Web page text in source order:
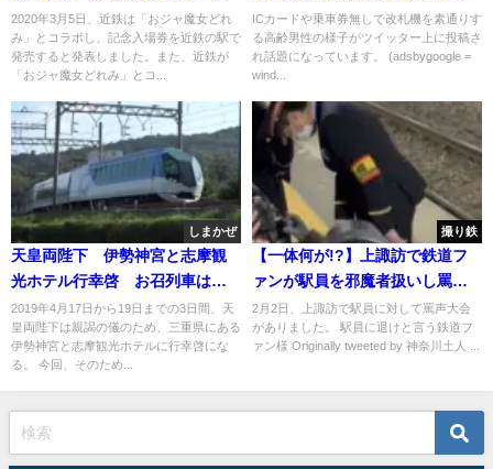
スタカーに装飾 週末フリーパ
スの書下ろしポスターも
2020年3月5日、近鉄は「おジャ魔女どれ
み」とコラボし、記念入場券を近鉄の駅で
発売すると発表しました。また、近鉄が
「おジャ魔女どれみ」とコ...
ーを本で隠して無賃乗車 慣れた
手つきで常習的な犯行
ICカードや乗車券無しで改札機を素通りす
る高齢男性の様子がツイッター上に投稿さ
れ話題になっています。 (adsbygoogle =
wind...
しまかぜ
天皇両陛下 伊勢神宮と志摩観
光ホテル行幸啓 お召列車は観
光特急「しまかぜ」で運転か
2019年4月17日から19日までの3日間、天
皇両陛下は親謁の儀のため、三重県にある
伊勢神宮と志摩観光ホテルに行幸啓にな
る。 今回、そのため...
撮り鉄
【一体何が!?】上諏訪で鉄道フ
ァンが駅員を邪魔者扱いし罵声
大会 ｢乗車券が無駄になった｣｢陰
湿すぎ｣
2月2日、上諏訪で駅員に対して罵声大会
がありました。 駅員に退けと言う鉄道フ
ァン様 Originally tweeted by 神奈川土人 ...